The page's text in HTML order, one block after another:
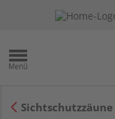
Sichtschutzzäune